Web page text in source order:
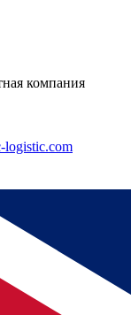
компания
logistic.com